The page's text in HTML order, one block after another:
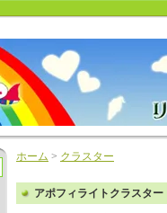
ホーム > クラスター
アポフィライトクラスタ